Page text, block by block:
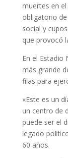
muertes en
obligatorio
social y
que provocó
En el Estadio
más grande
filas para
«Este es un
un centro de
puede ser el
legado
60 años.